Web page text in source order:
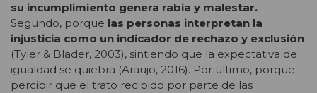
su incumplimiento genera rabia y malestar.
Segundo, porque las personas interpretan la
injusticia como un indicador de rechazo y exclusión
(Tyler & Blader, 2003), sintiendo que la expectativa de
igualdad se quiebra (Araujo, 2016). Por último, porque
percibir que el trato recibido por parte de las